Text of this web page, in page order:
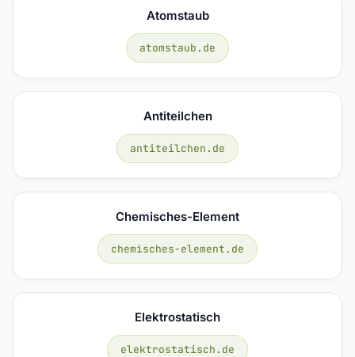
Atomstaub
atomstaub.de
Antiteilchen
antiteilchen.de
Chemisches-Element
chemisches-element.de
Elektrostatisch
elektrostatisch.de